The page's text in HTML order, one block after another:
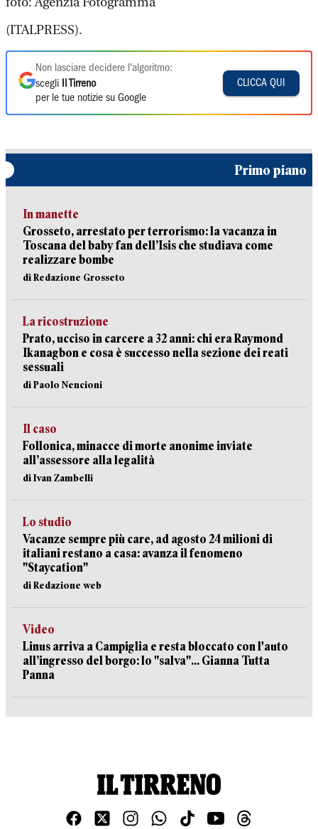
(ITALPRESS).
Non lasciare decidere l'algoritmo:
scegli
Il Tirreno
per le tue notizie su Google
CLICCA QUI
Primo piano
In manette
Grosseto, arrestato per terrorismo: la vacanza in
Toscana del baby fan dell’Isis che studiava come
realizzare bombe
di Redazione Grosseto
La ricostruzione
Prato, ucciso in carcere a 32 anni: chi era Raymond
Ikanagbon e cosa è successo nella sezione dei reati
sessuali
di Paolo Nencioni
Il caso
Follonica, minacce di morte anonime inviate
all’assessore alla legalità
di Ivan Zambelli
Lo studio
Vacanze sempre più care, ad agosto 24 milioni di
italiani restano a casa: avanza il fenomeno
"Staycation"
di Redazione web
Video
Linus arriva a Campiglia e resta bloccato con l'auto
all’ingresso del borgo: lo "salva"... Gianna Tutta
Panna